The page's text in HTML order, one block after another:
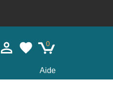
0
Aide